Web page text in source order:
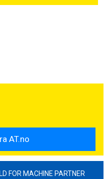
FOR MACHINE PARTNER